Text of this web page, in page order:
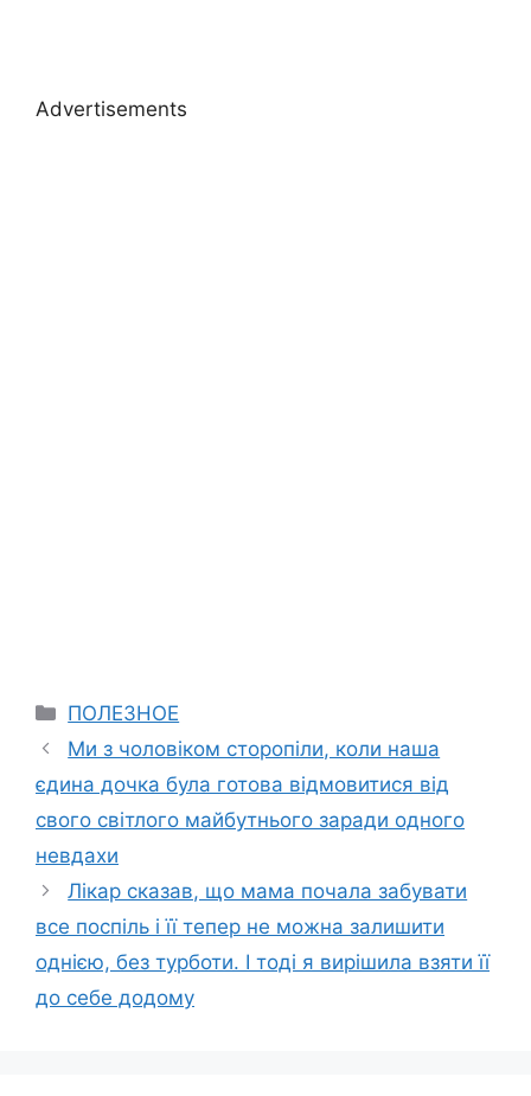
Advertisements
Categories
ПОЛЕЗНОЕ
Ми з чоловіком сторопіли, коли наша
єдина дочка була готова відмовитися від
свого світлого майбутнього заради одного
невдахи
Лікар сказав, що мама почала забувати
все поспіль і її тепер не можна залишити
однією, без турботи. І тоді я вирішила взяти її
до себе додому